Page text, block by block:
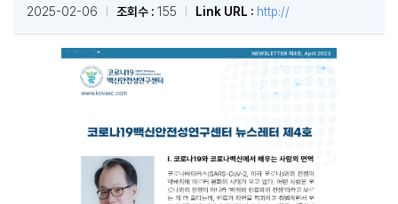
2025-02-06 조회수 : 155 Link URL : http://